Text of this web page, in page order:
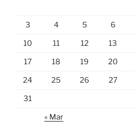
3 4 5 6
10 11 12 13
17 18 19 20
24 25 26 27
31
« Mar